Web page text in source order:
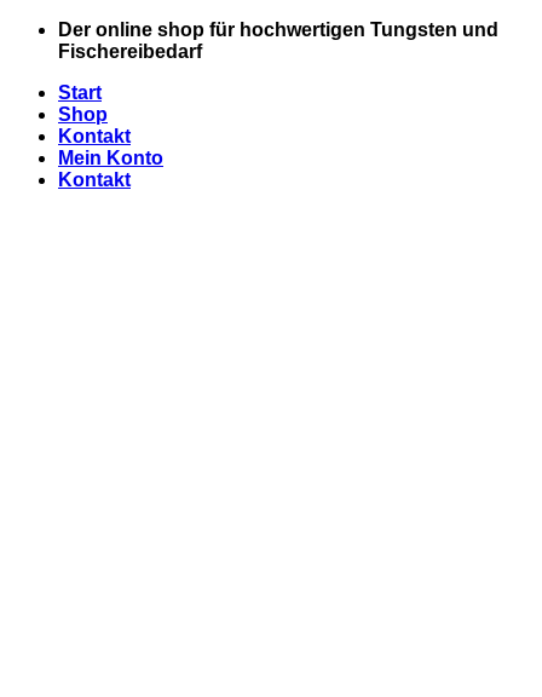
Zum
Der online shop für hochwertigen Tungsten und
Fischereibedarf
Start
Shop
Kontakt
Mein Konto
Kontakt